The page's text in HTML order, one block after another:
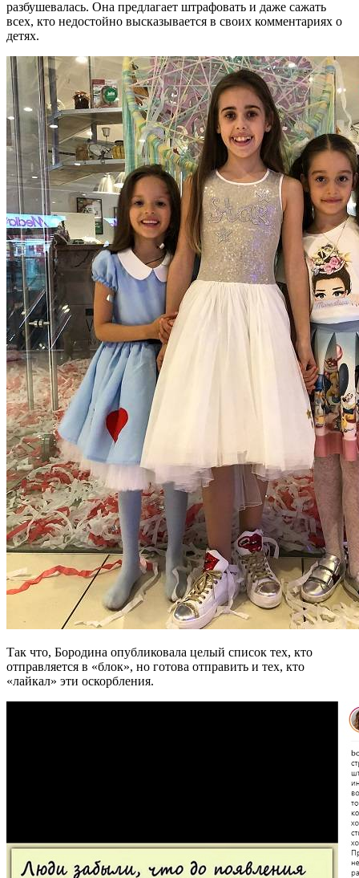
разбушевалась. Она предлагает штрафовать и даже сажать
всех, кто недостойно высказывается в своих комментариях о
детях.
Так что, Бородина опубликовала целый список тех, кто
отправляется в «блок», но готова отправить и тех, кто
«лайкал» эти оскорбления.